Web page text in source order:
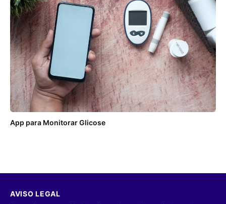
App para Monitorar Glicose
AVISO LEGAL